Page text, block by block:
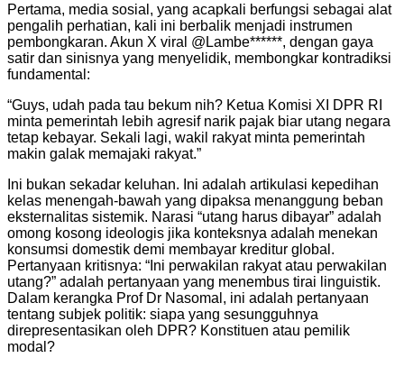
Pertama, media sosial, yang acapkali berfungsi sebagai alat
pengalih perhatian, kali ini berbalik menjadi instrumen
pembongkaran. Akun X viral @Lambe******, dengan gaya
satir dan sinisnya yang menyelidik, membongkar kontradiksi
fundamental:
“Guys, udah pada tau bekum nih? Ketua Komisi XI DPR RI
minta pemerintah lebih agresif narik pajak biar utang negara
tetap kebayar. Sekali lagi, wakil rakyat minta pemerintah
makin galak memajaki rakyat.”
Ini bukan sekadar keluhan. Ini adalah artikulasi kepedihan
kelas menengah-bawah yang dipaksa menanggung beban
eksternalitas sistemik. Narasi “utang harus dibayar” adalah
omong kosong ideologis jika konteksnya adalah menekan
konsumsi domestik demi membayar kreditur global.
Pertanyaan kritisnya: “Ini perwakilan rakyat atau perwakilan
utang?” adalah pertanyaan yang menembus tirai linguistik.
Dalam kerangka Prof Dr Nasomal, ini adalah pertanyaan
tentang subjek politik: siapa yang sesungguhnya
direpresentasikan oleh DPR? Konstituen atau pemilik
modal?